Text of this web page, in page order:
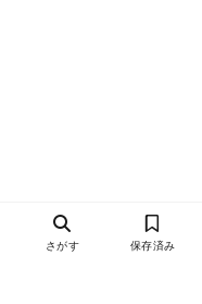
さがす 保存済み